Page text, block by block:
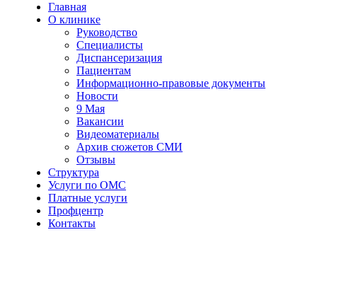
Главная
О клинике
Руководство
Специалисты
Диспансеризация
Пациентам
Информационно-правовые документы
Новости
9 Мая
Вакансии
Видеоматериалы
Архив сюжетов СМИ
Отзывы
Структура
Услуги по ОМС
Платные услуги
Профцентр
Контакты